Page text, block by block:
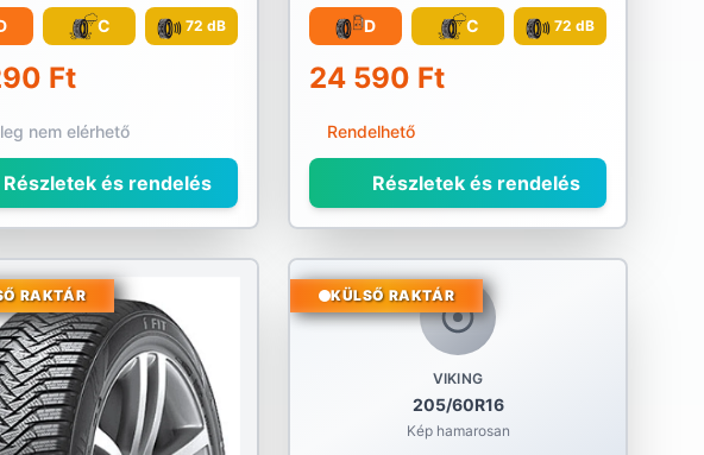
C 72 dB
Ft
nem elérhető
Részletek és rendelés
D C 72 dB
24 590 Ft
Rendelhető
Részletek és rendelés
RAKTÁR
VIKING
205/60R16
Kép hamarosan
KÜLSŐ RAKTÁR